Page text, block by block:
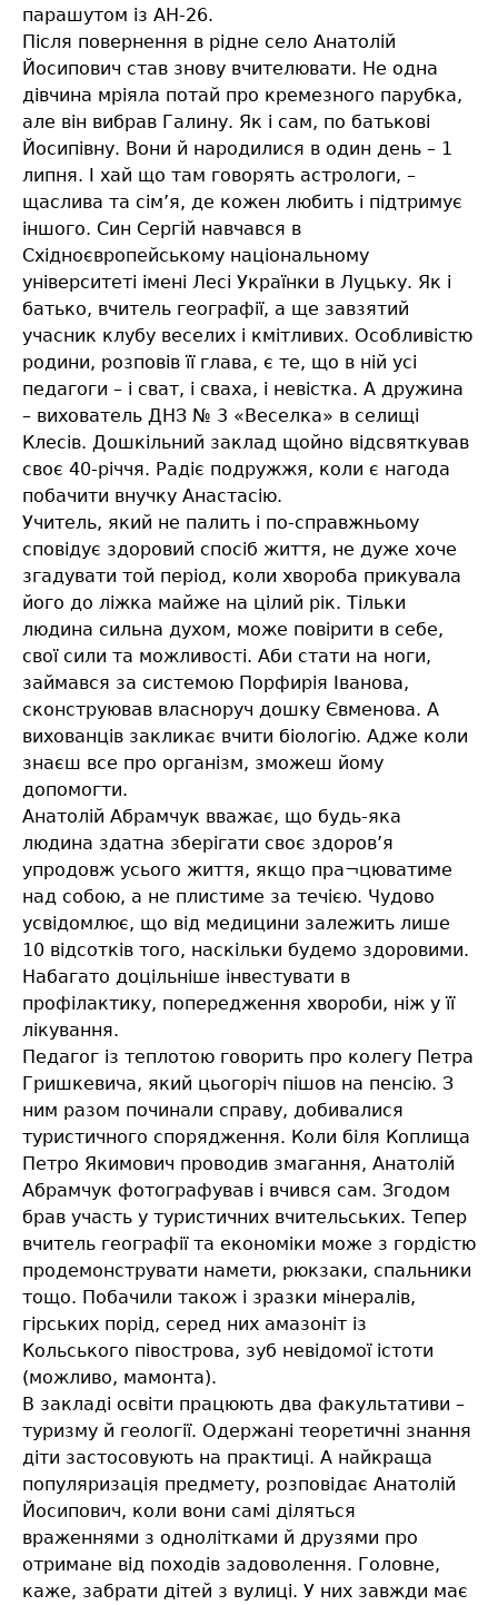
парашутом із АН-26.
Після повернення в рідне село Анатолій
Йосипович став знову вчителювати. Не одна
дівчина мріяла потай про кремезного парубка,
але він вибрав Галину. Як і сам, по батькові
Йосипівну. Вони й народилися в один день – 1
липня. І хай що там говорять астрологи, –
щаслива та сім’я, де кожен любить і підтримує
іншого. Син Сергій навчався в
Східноєвропейському національному
університеті імені Лесі Українки в Луцьку. Як і
батько, вчитель географії, а ще завзятий
учасник клубу веселих і кмітливих. Особливістю
родини, розповів її глава, є те, що в ній усі
педагоги – і сват, і сваха, і невістка. А дружина
– вихователь ДНЗ № 3 «Веселка» в селищі
Клесів. Дошкільний заклад щойно відсвяткував
своє 40-річчя. Радіє подружжя, коли є нагода
побачити внучку Анастасію.
Учитель, який не палить і по-справжньому
сповідує здоровий спосіб життя, не дуже хоче
згадувати той період, коли хвороба прикувала
його до ліжка майже на цілий рік. Тільки
людина сильна духом, може повірити в себе,
свої сили та можливості. Аби стати на ноги,
займався за системою Порфирія Іванова,
сконструював власноруч дошку Євменова. А
вихованців закликає вчити біологію. Адже коли
знаєш все про організм, зможеш йому
допомогти.
Анатолій Абрамчук вважає, що будь-яка
людина здатна зберігати своє здоров’я
упродовж усього життя, якщо пра¬цюватиме
над собою, а не плистиме за течією. Чудово
усвідомлює, що від медицини залежить лише
10 відсотків того, наскільки будемо здоровими.
Набагато доцільніше інвестувати в
профілактику, попередження хвороби, ніж у її
лікування.
Педагог із теплотою говорить про колегу Петра
Гришкевича, який цьогоріч пішов на пенсію. З
ним разом починали справу, добивалися
туристичного спорядження. Коли біля Коплища
Петро Якимович проводив змагання, Анатолій
Абрамчук фотографував і вчився сам. Згодом
брав участь у туристичних вчительських. Тепер
вчитель географії та економіки може з гордістю
продемонструвати намети, рюкзаки, спальники
тощо. Побачили також і зразки мінералів,
гірських порід, серед них амазоніт із
Кольського півострова, зуб невідомої істоти
(можливо, мамонта).
В закладі освіти працюють два факультативи –
туризму й геології. Одержані теоретичні знання
діти застосовують на практиці. А найкраща
популяризація предмету, розповідає Анатолій
Йосипович, коли вони самі діляться
враженнями з однолітками й друзями про
отримане від походів задоволення. Головне,
каже, забрати дітей з вулиці. У них завжди має